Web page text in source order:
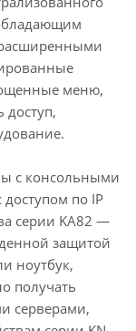
меню,
доступ,
с консольными
по IP
серии KA82 —
защитой
ноутбук,
получать
серверами,